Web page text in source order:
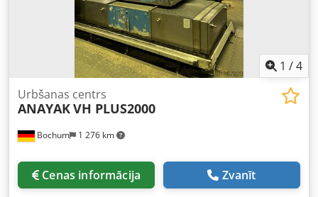
1 /4
Bochum 1 276 km
Urbšanas centrs
ANAYAKVH PLUS2000
Cenas informācija Zvanīt